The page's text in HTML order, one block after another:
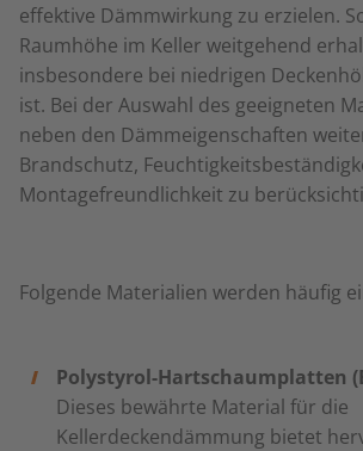
effektive Dämmwirkung zu erzielen.
Raumhöhe im Keller weitgehend
insbesondere bei niedrigen
ist. Bei der Auswahl des geeigneten
neben den Dämmeigenschaften
Brandschutz,
Montagefreundlichkeit zu
Folgende Materialien werden häufig
Polystyrol-Hartschaumplatten
Dieses bewährte Material für die
Kellerdeckendämmung bietet